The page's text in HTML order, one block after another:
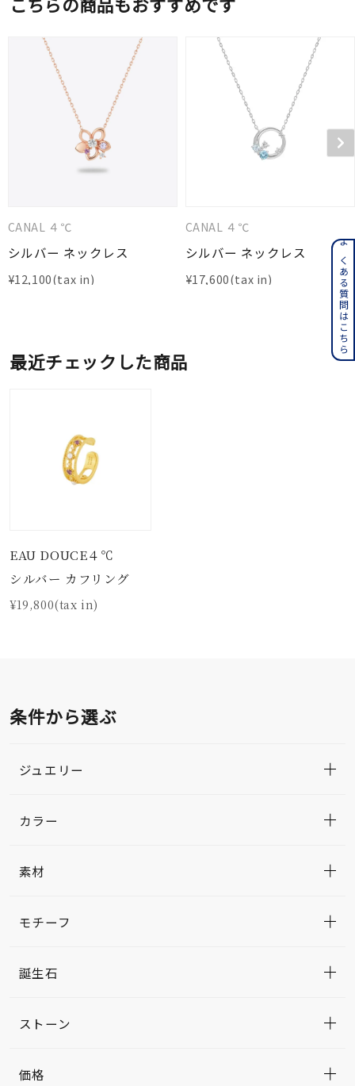
CANAL ４℃
シルバー ネックレス
¥12,100
CANAL ４℃
シルバー ネックレス
¥17,600
最近チェックした商品
EAU DOUCE４℃
シルバー カフリング
¥19,800(tax in)
条件から選ぶ
ジュエリー
カラー
素材
モチーフ
誕生石
ストーン
価格
よくある質問はこちら